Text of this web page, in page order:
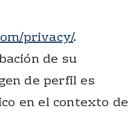
privacy/.
de su
de perfil es
en el contexto de